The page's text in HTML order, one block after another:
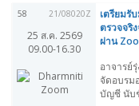
58 21/08020Z
25 ส.ค. 2569
09.00-16.30
เตรียมรั
ตรวจจริ
ผ่าน
อาจารย์
จัดอบรม
บัญชี นับ